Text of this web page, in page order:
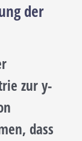
der
zur y-
dass